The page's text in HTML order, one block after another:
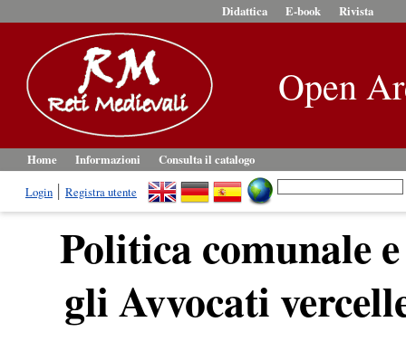
Didattica E-book Rivista
Open
Home Informazioni
Consulta il catalogo
Login
Registra utente
Politica comunale
gli Avvocati